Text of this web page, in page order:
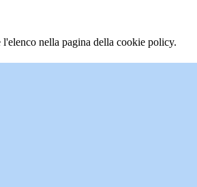
nella pagina della cookie policy.